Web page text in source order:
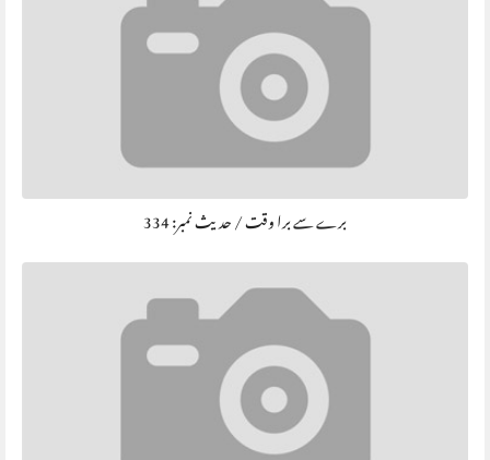
برے سے برا وقت / حديث نمبر: 334